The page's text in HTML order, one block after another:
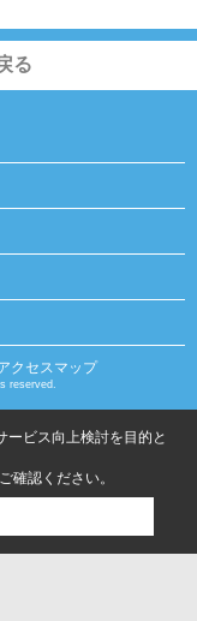
る
クセスマップ
reserved.
ービス向上検討を目的と
確認ください。